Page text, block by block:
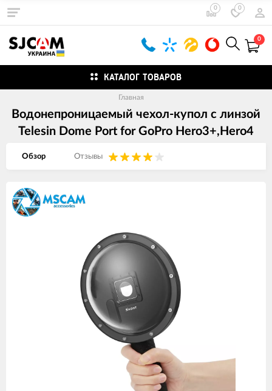
0 0
0
КАТАЛОГ ТОВАРОВ
Главная
Водонепроницаемый чехол-купол с линзой
Telesin Dome Port for GoPro Hero3+,Hero4
Обзор Отзывы
Изображения
товаров